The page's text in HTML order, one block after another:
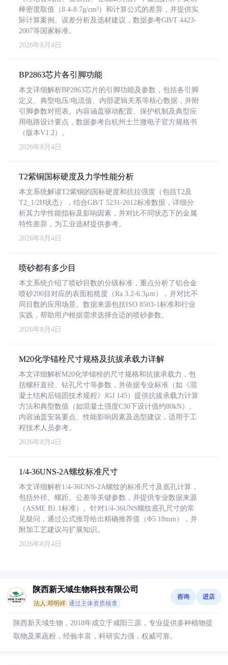
棒密度取值（8.4-8.7g/cm³）和计算公式的差异，并提供实
际计算案例、误差分析及选材建议，数据参考GB/T 4423-
2007等国家标准。
2026年8月4日
BP2863芯片各引脚功能
本文详细解析BP2863芯片的引脚功能及参数，包括各引脚
定义、典型电压/电流值、内部逻辑关系等核心数据，并附
引脚参数对照表。内容涵盖驱动配置、保护机制及典型应
用电路设计要点，数据参考自杭州士兰微电子官方规格书
（版本V1.2）。
2026年8月4日
T2紫铜国标硬度及力学性能分析
本文系统解读T2紫铜的国标硬度和抗拉强度（包括T2及
T2_1/2H状态），结合GB/T 5231-2012标准数据，详细分
析其力学性能指标及影响因素，并对比不同状态下的金属
特性差异，为工业选材提供参考。
2026年8月4日
喷砂都有多少目
本文系统介绍了喷砂目数的分级标准，重点分析了铝合金
喷砂200目对应的表面粗糙度（Ra 3.2-6.3μm），并对比不
同目数的应用场景。数据来源包括ISO 8503-1标准和行业
实践，帮助用户根据需求选择合适的喷砂参数。
2026年8月4日
M20化学锚栓尺寸规格及抗拔承载力详解
本文详细解析M20化学锚栓的尺寸规格和抗拔承载力，包
括螺杆直径、钻孔尺寸等参数，并依据专业标准（如《混
凝土结构后锚固技术规程》JGJ 145）提供抗拔承载力计算
方法和典型数值（如混凝土强度C30下设计值约80kN）。
内容涵盖安装要点、性能影响因素及选型建议，适用于工
程技术人员参考。
2026年8月4日
1/4-36UNS-2A螺纹标准尺寸
本文详细解析1/4-36UNS-2A螺纹的标准尺寸及底孔计算，
包括外径、螺距、公差等关键参数，并提供专业数据来源
（ASME B1.1标准）。针对1/4-36UNS螺纹底孔尺寸的常
见疑问，通过公式推导给出精确推荐值（Φ5.18mm），并
附加工艺建议与扩展知识。
2026年8月4日
陕西新天域生物科技有限公司
法人:邓明祥 通过主体资质核查
咨询 进店
陕西新天域生物，2018年成立于咸阳三原，专业提供多种植物提
取物及果蔬粉，经验丰富，科研实力强，权威可靠。